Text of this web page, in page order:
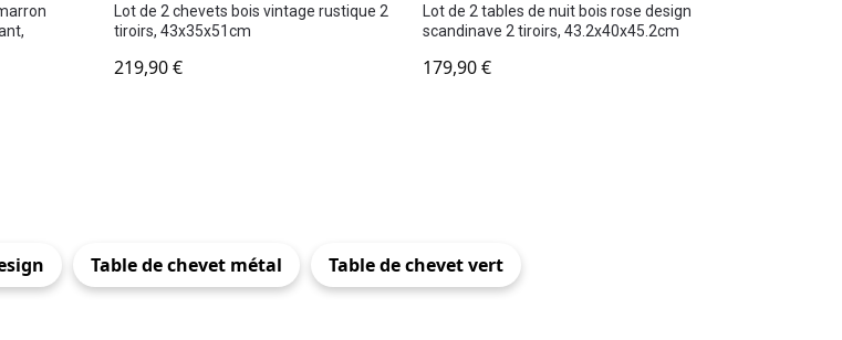
Lot de 2 chevets bois vintage rustique 2
tiroirs, 43x35x51cm
219,90€
Lot de 2 tables de nuit bois rose design
scandinave 2 tiroirs, 43.2x40x45.2cm
179,90€
Table de chevet métal Table de chevet vert